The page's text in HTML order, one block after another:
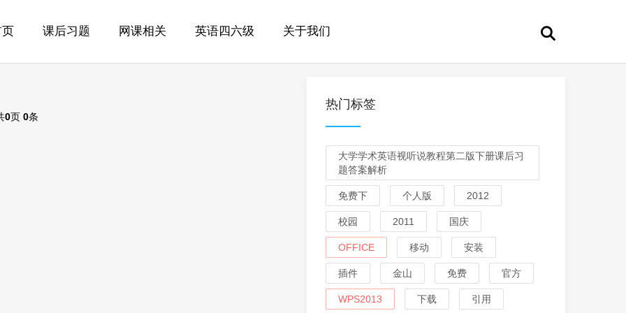
课后习题 网课相关 英语四六级 关于我们
0页 0条
热门标签
大学学术英语视听说教程第二版下册课后习
题答案解析
免费下 个人版 2012
校园 2011 国庆
OFFICE 移动 安装
插件 金山 免费 官方
WPS2013 下载 引用